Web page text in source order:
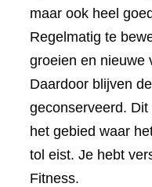
maar ook heel
Regelmatig te
groeien en nieuwe
Daardoor blijven
geconserveerd.
het gebied waar
tol eist. Je hebt
Fitness.